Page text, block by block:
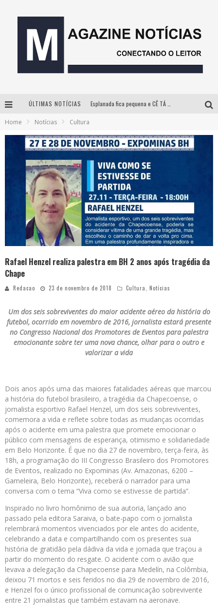
ÚLTIMAS NOTÍCIAS
Com ingressos esgotados desde junho, Churrasquinho Menos é Mais agita BH na próxima semana
Home Notícias Cultura
Rafael Henzel realiza palestra em BH 2 anos após tragédia da
Chape
Redacao 23 de novembro de 2018 Cultura, Notícias
Um dos seis sobreviventes do maior acidente aéreo da história do
futebol, ocorrido em novembro de 2016, jornalista estará presente
no Congresso Nacional dos Promotores de Eventos para palestra
emocionante sobre ter uma nova chance, olhar para o outro e
valorizar a vida
Dois anos após uma das maiores fatalidades aéreas que marcou
a história do futebol brasileiro, a tragédia da Chapecoense, o
jornalista esportivo Rafael Henzel, um dos seis sobreviventes,
comemora a vida e reflete sobre todas as mudanças ocorridas
após o acidente em uma palestra que promete emocionar o
público com mensagens de esperança, otimismo e solidariedade
em Belo Horizonte. É que no dia 27 de novembro, terça-feira, às
18h, a programação do III Congresso Brasileiro dos Promotores
de Eventos, realizado no Expominas (Av. Amazonas, 6200 –
Gameleira, Belo Horizonte), receberá o narrador para uma
conversa com o tema “Viva como se estivesse de partida”.
Inspirado no livro homônimo de sua autoria, lançado ano
passado pela editora Saraiva, o bate-papo com o jornalista
relembrará momentos vivenciados por ele antes do acidente,
celebrando a data e compartilhando com os presentes sua
história de gratidão pela dádiva da vida e jornada que traçou a
partir do momento do resgate. O acidente com o avião que
levava a delegação da Chapecoense para Medelín, na Colômbia,
deixou 71 mortos e seis feridos no dia 29 de novembro de 2016,
e Henzel foi o único profissional de comunicação sobrevivente
entre 21 jornalistas que também estavam na aeronave.